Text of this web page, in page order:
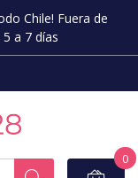
Chile! Fuera de
a 7 días
0